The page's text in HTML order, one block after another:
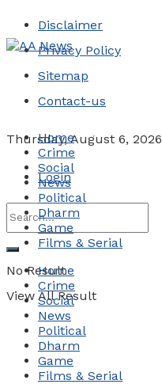
Disclaimer
Privacy Policy
Sitemap
Contact-us
Thursday, August 6, 2026
Login
No Result
View All Result
Home
Crime
Social
News
Political
Dharm
Game
Films & Serial
Home
Crime
Social
News
Political
Dharm
Game
Films & Serial